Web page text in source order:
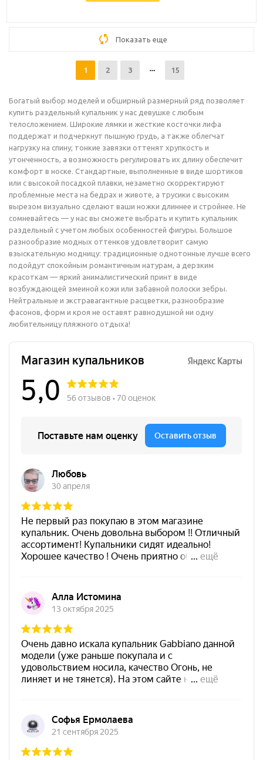
Показать еще
1 2 3 15
Богатый выбор моделей и обширный размерный ряд позволяет
купить раздельный купальник у нас девушке с любым
телосложением. Широкие лямки и жесткие косточки лифа
поддержат и подчеркнут пышную грудь, а также облегчат
нагрузку на спину; тонкие завязки оттенят хрупкость и
утонченность, а возможность регулировать их длину обеспечит
комфорт в носке. Стандартные, выполненные в виде шортиков
или с высокой посадкой плавки, незаметно скорректируют
проблемные места на бедрах и животе, а трусики с высоким
вырезом визуально сделают ваши ножки длиннее и стройнее. Не
сомневайтесь — у нас вы сможете выбрать и купить купальник
раздельный с учетом любых особенностей фигуры. Большое
разнообразие модных оттенков удовлетворит самую
взыскательную модницу: традиционные однотонные лучше всего
подойдут спокойным романтичным натурам, а дерзким
красоткам — яркий анималистический принт в виде
возбуждающей змеиной кожи или забавной полоски зебры.
Нейтральные и экстравагантные расцветки, разнообразие
фасонов, форм и кроя не оставят равнодушной ни одну
любительницу пляжного отдыха!